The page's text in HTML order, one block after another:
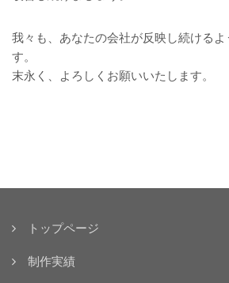
我々も、あなたの会社が反映し続ける
す。
末永く、よろしくお願いいたします。
トップページ
制作実績